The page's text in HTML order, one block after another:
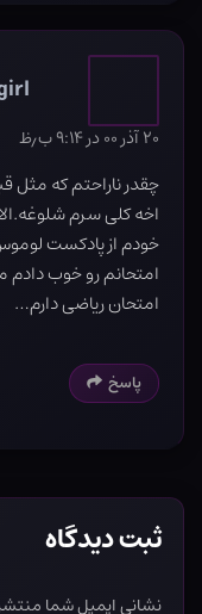
۲۰ آذر ۰۰ در ۹:۱۴ ب٫ظ
چقدر ناراحتم که مثل
خودم از پادکست
امتحانم رو خوب دادم
امتحان ریاضی دارم…
پاسخ
ثبت دیدگاه
نشانی ایمیل شما